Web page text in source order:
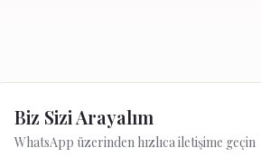
Biz Sizi Arayalım
WhatsApp üzerinden hızlıca iletişime geçin